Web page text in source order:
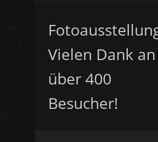
Vielen Dank an
über 400
Besucher!